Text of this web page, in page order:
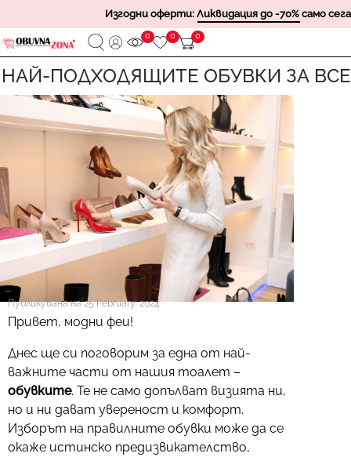
Изгодни оферти:Ликвидация до -70% само
0 0 0
ПОДХОДЯЩИТЕ ОБУВКИ ЗА
Публикувана на25 February, 2024
Привет, модни феи!
Днес ще си поговорим за една от най-
важните части от нашия тоалет –
обувките. Те не само допълват визията ни,
но и ни дават увереност и комфорт.
Изборът на правилните обувки може да се
окаже истинско предизвикателство,